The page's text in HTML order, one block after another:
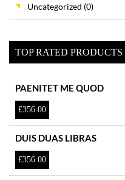
Uncategorized (0)
TOP RATED PRODUCTS
PAENITET ME QUOD
£356.00
DUIS DUAS LIBRAS
£356.00